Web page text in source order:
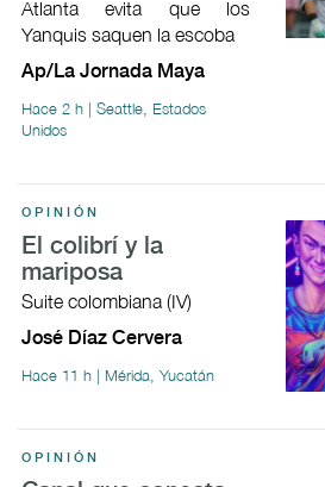
Atlanta evita que los
Yanquis saquen la escoba
Ap/La Jornada Maya
Hace 2 h | Seattle, Estados
Unidos
OPINIÓN
El colibrí y la
mariposa
Suite colombiana (IV)
José Díaz Cervera
Hace 11 h | Mérida, Yucatán
OPINIÓN